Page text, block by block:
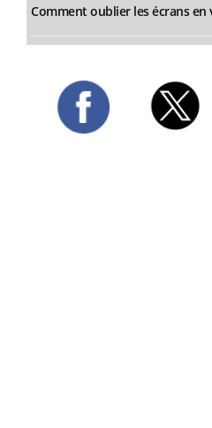
Comment oublier les écrans en